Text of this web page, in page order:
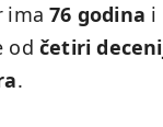
ima76 godina i
odčetiri
.